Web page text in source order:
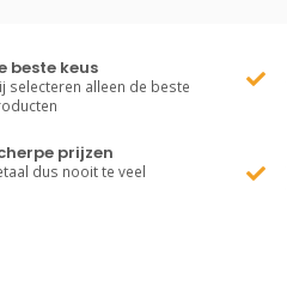
beste keus
selecteren alleen de beste
prijzen
dus nooit te veel